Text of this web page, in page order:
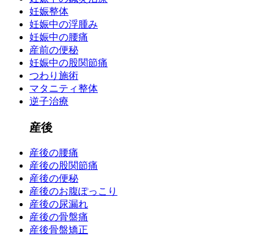
妊娠整体
妊娠中の浮腫み
妊娠中の腰痛
産前の便秘
妊娠中の股関節痛
つわり施術
マタニティ整体
逆子治療
産後
産後の腰痛
産後の股関節痛
産後の便秘
産後のお腹ぽっこり
産後の尿漏れ
産後の骨盤痛
産後骨盤矯正